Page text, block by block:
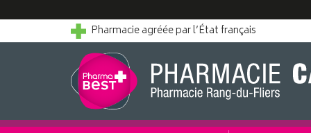
Pharmacie agréée par l’État français